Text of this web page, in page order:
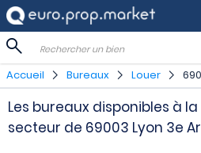
Rechercher un bien
Accueil Bureaux Louer
Les bureaux disponibles à
secteur de 69003 Lyon 3e